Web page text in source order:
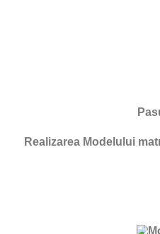
Realizarea Modelului